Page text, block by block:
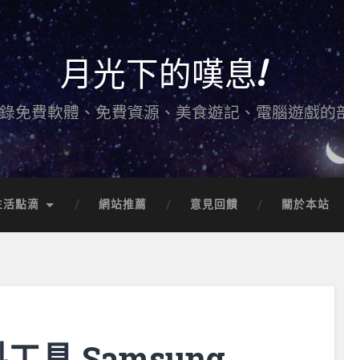
月光下的嘆息!
免費軟體、免費資源、美食遊記、電腦遊戲的
活點滴 網站推薦 意見回饋 關於本站